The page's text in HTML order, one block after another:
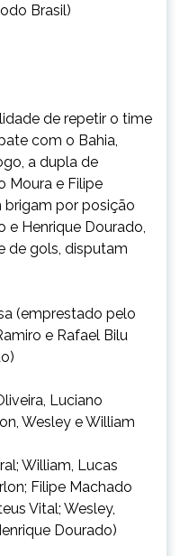
Brasil)
de repetir o time
com o Bahia,
a dupla de
Moura e Filipe
brigam por posição
e Henrique Dourado,
de gols, disputam
(emprestado pelo
e Rafael Bilu
Luciano
Wesley e William
William, Lucas
Filipe Machado
Vital; Wesley,
Dourado)